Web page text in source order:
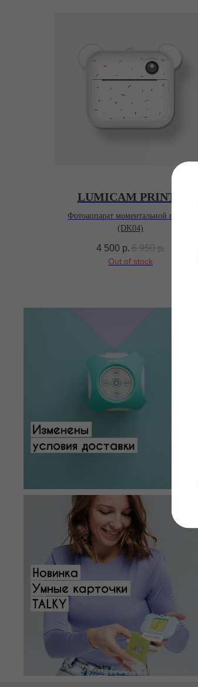
LUMICAM PRINTY
Фотоаппарат моментальной печати
(DK04)
4 500 р. 6 950 р.
Out of stock